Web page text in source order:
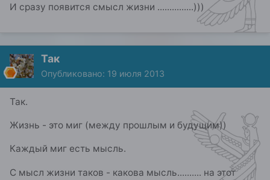
И сразу появится смысл жизни ...............)))
Так
Опубликовано: 19 июля 2013
Так.
Жизнь - это миг (между прошлым и будущим))
Каждый миг есть мысль.
С мысл жизни таков - какова мысль.......... на этот